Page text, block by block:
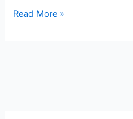
أعراض
Read More »